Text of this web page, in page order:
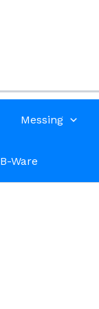
Messing
B-Ware